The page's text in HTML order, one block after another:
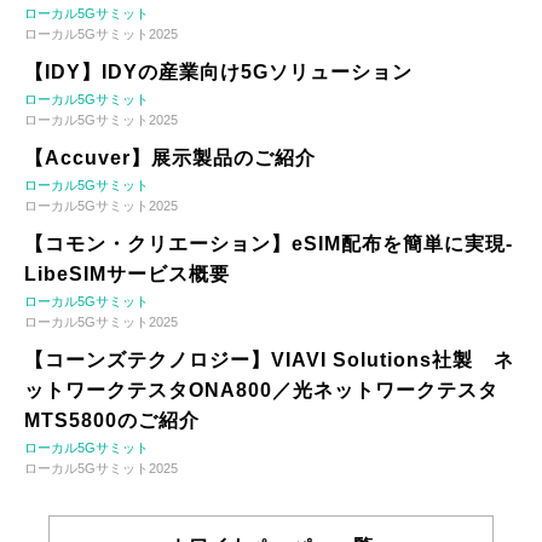
ローカル5Gサミット
ローカル5Gサミット2025
【IDY】IDYの産業向け5Gソリューション
ローカル5Gサミット
ローカル5Gサミット2025
【Accuver】展示製品のご紹介
ローカル5Gサミット
ローカル5Gサミット2025
【コモン・クリエーション】eSIM配布を簡単に実現-
LibeSIMサービス概要
ローカル5Gサミット
ローカル5Gサミット2025
【コーンズテクノロジー】VIAVI Solutions社製 ネ
ットワークテスタONA800／光ネットワークテスタ
MTS5800のご紹介
ローカル5Gサミット
ローカル5Gサミット2025